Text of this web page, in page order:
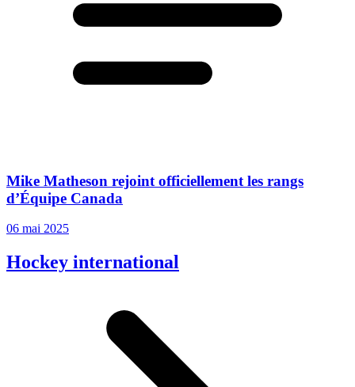
Mike Matheson rejoint officiellement les rangs
d’Équipe Canada
06 mai 2025
Hockey international